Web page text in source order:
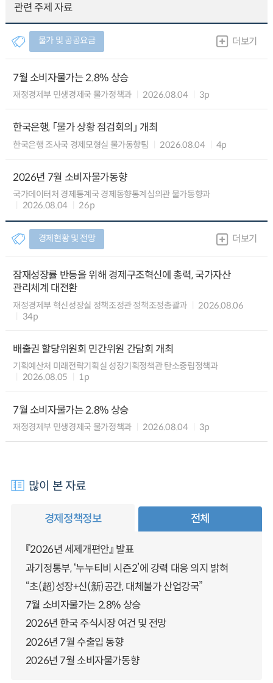
관련 주제 자료
물가 및 공공요금 더보기
7월 소비자물가는 2.8% 상승
재정경제부 민생경제국 물가정책과 2026.08.04 3p
한국은행, 「물가 상황 점검회의」 개최
한국은행 조사국 경제모형실 물가동향팀 2026.08.04 4p
2026년 7월 소비자물가동향
국가데이터처 경제통계국 경제동향통계심의관 물가동향과
2026.08.04
26p
경제현황 및 전망 더보기
잠재성장률 반등을 위해 경제구조혁신에 총력, 국가자산
관리체계 대전환
재정경제부 혁신성장실 정책조정관 정책조정총괄과
2026.08.06
34p
배출권 할당위원회 민간위원 간담회 개최
기획예산처 미래전략기획실 성장기획정책관 탄소중립정책과
2026.08.05
1p
7월 소비자물가는 2.8% 상승
재정경제부 민생경제국 물가정책과 2026.08.04 3p
많이 본 자료
경제정책정보 전체
『2026년 세제개편안』 발표
과기정통부, ‘누누티비 시즌2’에 강력 대응 의지 밝혀
“초(超)성장+신(新)공간, 대체불가 산업강국”
7월 소비자물가는 2.8% 상승
2026년 한국 주식시장 여건 및 전망
2026년 7월 수출입 동향
2026년 7월 소비자물가동향